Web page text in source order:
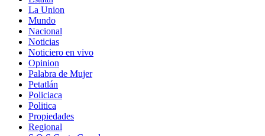
La Union
Mundo
Nacional
Noticias
Noticiero en vivo
Opinion
Palabra de Mujer
Petatlán
Policiaca
Politica
Propiedades
Regional